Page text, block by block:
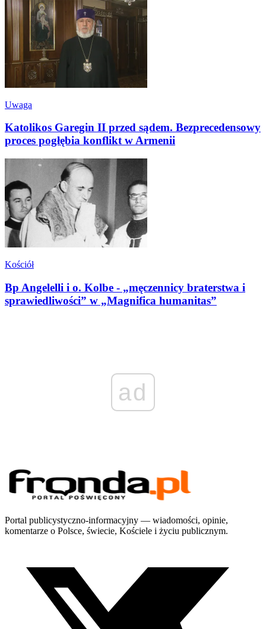
Uwaga
Katolikos Garegin II przed sądem. Bezprecedensowy
proces pogłębia konflikt w Armenii
Kościół
Bp Angelelli i o. Kolbe - „męczennicy braterstwa i
sprawiedliwości” w „Magnifica humanitas”
ad
Portal publicystyczno-informacyjny — wiadomości, opinie,
komentarze o Polsce, świecie, Kościele i życiu publicznym.